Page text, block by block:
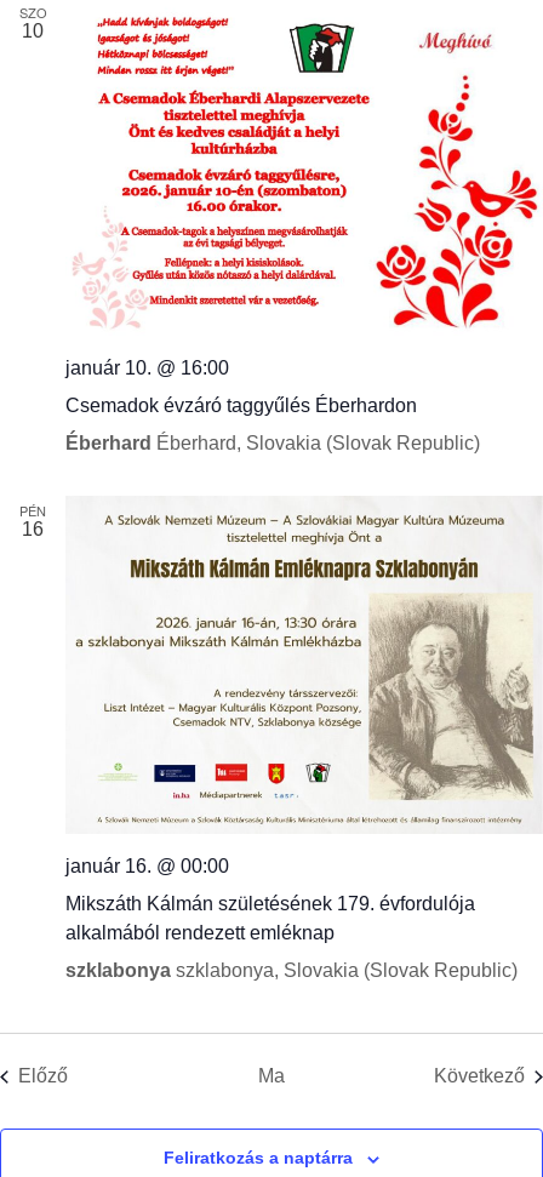
SZO
10
január 10. @ 16:00
Csemadok évzáró taggyűlés Éberhardon
Éberhard Éberhard, Slovakia (Slovak Republic)
PÉN
16
január 16. @ 00:00
Mikszáth Kálmán születésének 179. évfordulója
alkalmából rendezett emléknap
szklabonya szklabonya, Slovakia (Slovak Republic)
ElőzőEsemények Ma Következő
Feliratkozás a naptárra